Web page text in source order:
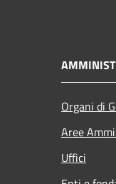
Organi di
Aree
Uffici